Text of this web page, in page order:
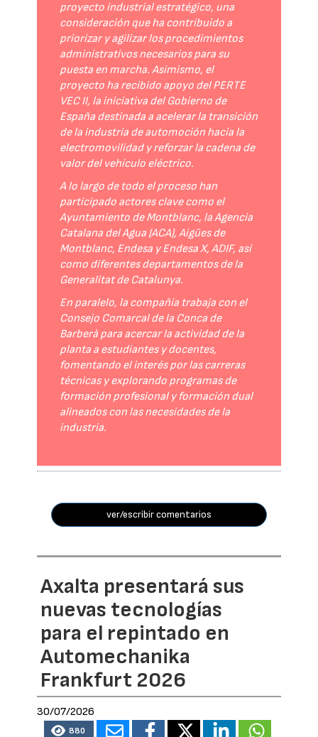
proyecto industrial estratégico, una
consideración que ha contribuido a
priorizar y agilizar los procedimientos
administrativos necesarios para su
puesta en marcha. Asimismo, el
proyecto ha recibido apoyo del PERTE
VEC II, la iniciativa del Gobierno de
España destinada a acelerar la transición
de la industria de automoción hacia la
electromovilidad y reforzar la cadena de
valor del vehículo eléctrico.
A lo largo de todo el proceso han
participado actores clave como el
Ayuntamiento de Montblanc, la Agencia
Catalana del Agua (ACA), Aigües de
Montblanc, Endesa y Endesa X, ADIF, así
como diferentes departamentos de la
Generalitat de Catalunya.
En paralelo, la compañía trabaja con el
Consejo Comarcal de la Conca de
Barberà para acercar la actividad de la
planta a estudiantes y docentes,
fomentando el interés por las carreras
técnicas y explorando programas de
formación profesional y formación dual
alineados con las necesidades de la
industria.
ver/escribir comentarios
Axalta presentará sus
nuevas tecnologías
para el repintado en
Automechanika
Frankfurt 2026
30/07/2026
880